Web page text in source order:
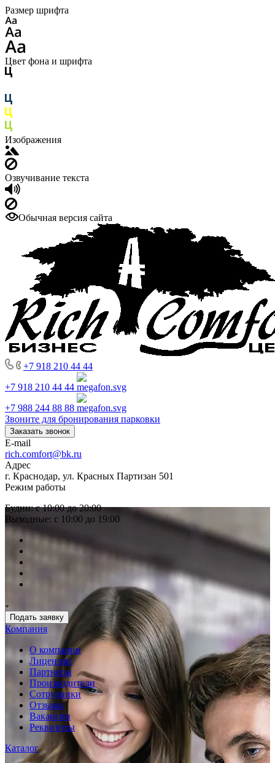
Размер шрифта
Цвет фона и шрифта
Изображения
Озвучивание текста
Обычная версия сайта
+7 918 210 44 44
+7 918 210 44 44
+7 988 244 88 88
Звоните для бронирования парковки
Заказать звонок
E-mail
rich.comfort@bk.ru
Адрес
г. Краснодар, ул. Красных Партизан 501
Режим работы
Будни: с 10:00 до 20:00
Выходные: с 10:00 до 19:00
Подать заявку
Компания
О компании
Лицензии
Партнеры
Производители
Сотрудники
Отзывы
Вакансии
Реквизиты
Каталог